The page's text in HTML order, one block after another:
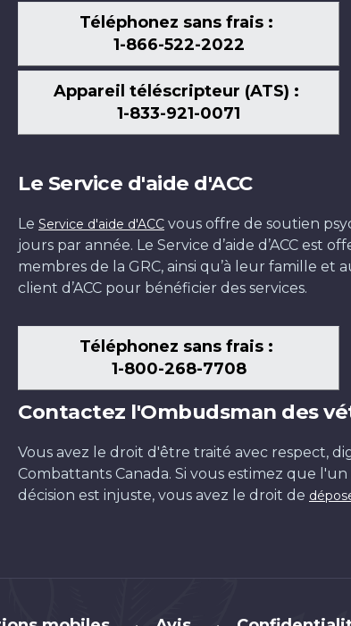
Téléphonez sans frais :
1-866-522-2022
Appareil téléscripteur (ATS) :
1-833-921-0071
Le Service d'aide d'ACC
Le Service d'aide d'ACC vous offre de soutien
jours par année. Le Service d’aide d’ACC est
membres de la GRC, ainsi qu’à leur famille et
client d’ACC pour bénéficier des services.
Téléphonez sans frais :
1-800-268-7708
Contactez l'Ombudsman des
Vous avez le droit d'être traité avec respect,
Combattants Canada. Si vous estimez que
décision est injuste, vous avez le droit de